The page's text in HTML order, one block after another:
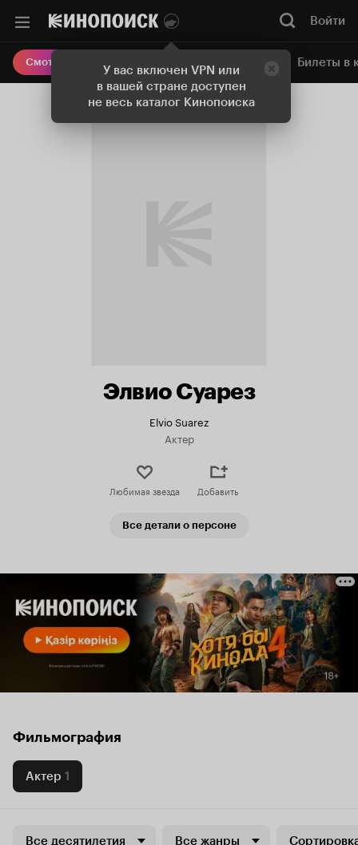
У вас включен VPN или
в вашей стране доступен
не весь каталог Кинопоиска
Войти
Смотреть кино Онлайн-кинотеатр Билеты в
Элвио Суарез
Elvio Suarez
Актер
Любимая звезда Добавить
Все детали о персоне
Фильмография
Актер 1
Все десятилетия Все жанры